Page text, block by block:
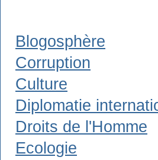
Blogosphère
Corruption
Culture
Diplomatie
Droits de l'Homme
Ecologie